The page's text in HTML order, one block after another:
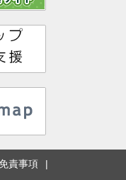
責事項